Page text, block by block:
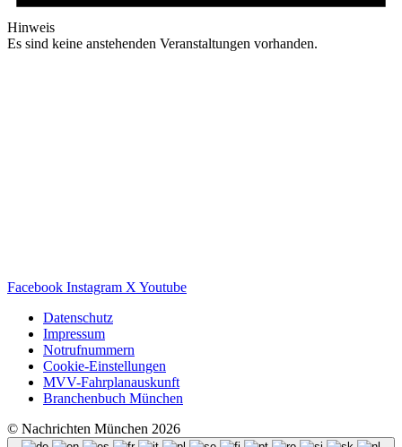
Hinweis
Es sind keine anstehenden Veranstaltungen vorhanden.
Facebook Instagram X Youtube
Datenschutz
Impressum
Notrufnummern
Cookie-Einstellungen
MVV-Fahrplanauskunft
Branchenbuch München
© Nachrichten München 2026